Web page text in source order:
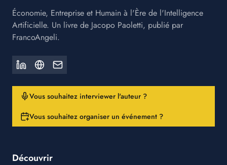
Économie, Entreprise et Humain à l'Ère de l'Intelligence
Artificielle. Un livre de Jacopo Paoletti, publié par
FrancoAngeli.
Vous souhaitez interviewer l'auteur ?
Vous souhaitez organiser un événement ?
Découvrir